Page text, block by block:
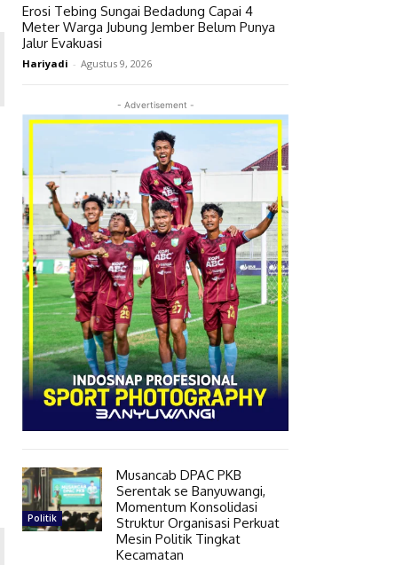
Erosi Tebing Sungai Bedadung Capai 4
Meter Warga Jubung Jember Belum Punya
Jalur Evakuasi
Hariyadi - Agustus 9, 2026
- Advertisement -
Politik
Musancab DPAC PKB
Serentak se Banyuwangi,
Momentum Konsolidasi
Struktur Organisasi Perkuat
Mesin Politik Tingkat
Kecamatan